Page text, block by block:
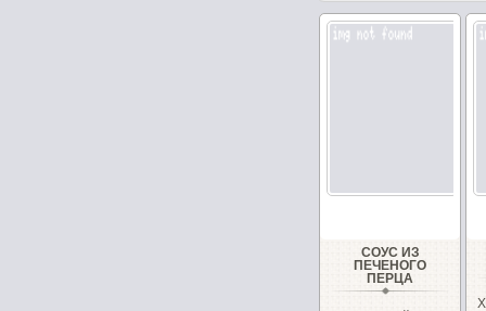
СОУС ИЗ
ПЕЧЕНОГО
ПЕРЦА